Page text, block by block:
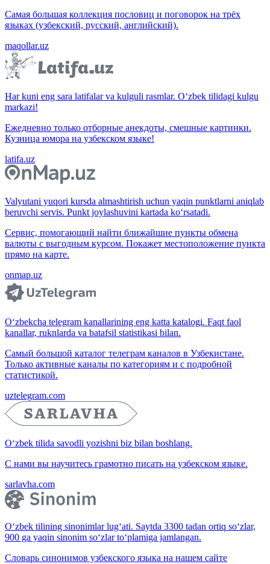
Самая большая коллекция пословиц и поговорок на трёх
языках (узбекский, русский, английский).
maqollar.uz
Har kuni eng sara latifalar va kulguli rasmlar. O‘zbek tilidagi kulgu
markazi!
Ежедневно только отборные анекдоты, смешные картинки.
Кузница юмора на узбекском языке!
latifa.uz
Valyutani yuqori kursda almashtirish uchun yaqin punktlarni aniqlab
beruvchi servis. Punkt joylashuvini kartada ko‘rsatadi.
Сервис, помогающий найти ближайшие пункты обмена
валюты с выгодным курсом. Покажет местоположение пункта
прямо на карте.
onmap.uz
O‘zbekcha telegram kanallarining eng katta katalogi. Faqt faol
kanallar, ruknlarda va batafsil statistikasi bilan.
Самый большой каталог телеграм каналов в Узбекистане.
Только активные каналы по категориям и с подробной
статистикой.
uztelegram.com
O‘zbek tilida savodli yozishni biz bilan boshlang.
С нами вы научитесь грамотно писать на узбекском языке.
sarlavha.com
O‘zbek tilining sinonimlar lug‘ati. Saytda 3300 tadan ortiq so‘zlar,
900 ga yaqin sinonim so‘zlar to‘plamiga jamlangan.
Словарь синонимов узбекского языка на нашем сайте